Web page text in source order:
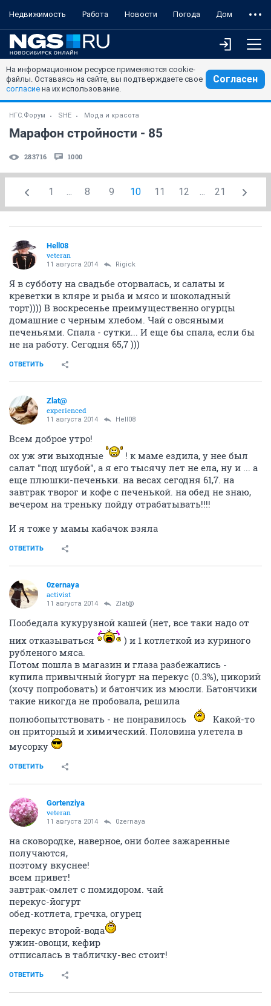
Недвижимость Работа Новости Погода Дом
На информационном ресурсе применяются cookie-
файлы. Оставаясь на сайте, вы подтверждаете свое
согласие на их использование.
Согласен
НГС.Форум SHE Мода и красота
Марафон стройности - 85
283716 1000
1 ... 8 9 10 11 12 ... 21
Hell08
veteran
11 августа 2014 Rigick
Я в субботу на свадьбе оторвалась, и салаты и
креветки в кляре и рыба и мясо и шоколадный
торт)))) В воскресенье преимущественно огурцы
домашние с черным хлебом. Чай с овсяными
печеньями. Спала - сутки... И еще бы спала, если бы
не на работу. Сегодня 65,7 )))
ОТВЕТИТЬ
Zlat@
experienced
11 августа 2014 Hell08
Всем доброе утро!
ох уж эти выходные
! к маме ездила, у нее был
салат "под шубой", а я его тысячу лет не ела, ну и ... а
еще плюшки-печеньки. на весах сегодня 61,7. на
завтрак творог и кофе с печенькой. на обед не знаю,
вечером на треньку пойду отрабатывать!!!!
И я тоже у мамы кабачок взяла
ОТВЕТИТЬ
0zernaya
activist
11 августа 2014 Zlat@
Пообедала кукурузной кашей (нет, все таки надо от
них отказываться
) и 1 котлеткой из куриного
рубленого мяса.
Потом пошла в магазин и глаза разбежались -
купила привычный йогурт на перекус (0.3%), цикорий
(хочу попробовать) и батончик из мюсли. Батончики
такие никогда не пробовала, решила
полюбопытствовать - не понравилось
Какой-то
он приторный и химический. Половина улетела в
мусорку
ОТВЕТИТЬ
Gortenziya
veteran
11 августа 2014 0zernaya
на сковородке, наверное, они более зажаренные
получаются,
поэтому вкуснее!
всем привет!
завтрак-омлет с помидором. чай
перекус-йогурт
обед-котлета, гречка, огурец
перекус второй-вода
ужин-овощи, кефир
отписалась в табличку-вес стоит!
ОТВЕТИТЬ